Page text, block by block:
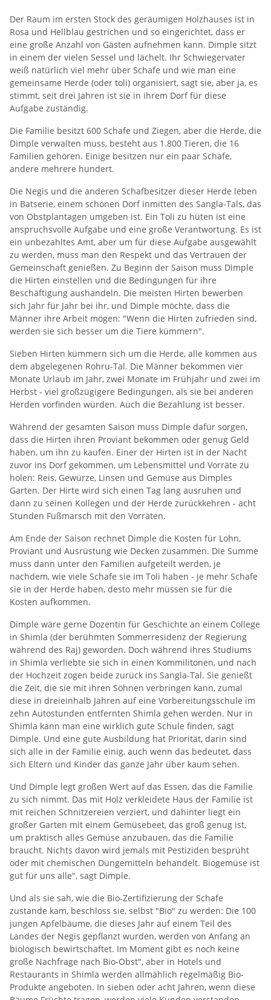
Der Raum im ersten Stock des geräumigen Holzhauses ist in
Rosa und Hellblau gestrichen und so eingerichtet, dass er
eine große Anzahl von Gästen aufnehmen kann. Dimple sitzt
in einem der vielen Sessel und lächelt. Ihr Schwiegervater
weiß natürlich viel mehr über Schafe und wie man eine
gemeinsame Herde (oder toli) organisiert, sagt sie, aber ja, es
stimmt, seit drei Jahren ist sie in ihrem Dorf für diese
Aufgabe zuständig.
Die Familie besitzt 600 Schafe und Ziegen, aber die Herde, die
Dimple verwalten muss, besteht aus 1.800 Tieren, die 16
Familien gehören. Einige besitzen nur ein paar Schafe,
andere mehrere hundert.
Die Negis und die anderen Schafbesitzer dieser Herde leben
in Batserie, einem schönen Dorf inmitten des Sangla-Tals, das
von Obstplantagen umgeben ist. Ein Toli zu hüten ist eine
anspruchsvolle Aufgabe und eine große Verantwortung. Es ist
ein unbezahltes Amt, aber um für diese Aufgabe ausgewählt
zu werden, muss man den Respekt und das Vertrauen der
Gemeinschaft genießen. Zu Beginn der Saison muss Dimple
die Hirten einstellen und die Bedingungen für ihre
Beschäftigung aushandeln. Die meisten Hirten bewerben
sich Jahr für Jahr bei ihr, und Dimple möchte, dass die
Männer ihre Arbeit mögen: "Wenn die Hirten zufrieden sind,
werden sie sich besser um die Tiere kümmern".
Sieben Hirten kümmern sich um die Herde, alle kommen aus
dem abgelegenen Rohru-Tal. Die Männer bekommen vier
Monate Urlaub im Jahr, zwei Monate im Frühjahr und zwei im
Herbst - viel großzügigere Bedingungen, als sie bei anderen
Herden vorfinden würden. Auch die Bezahlung ist besser.
Während der gesamten Saison muss Dimple dafür sorgen,
dass die Hirten ihren Proviant bekommen oder genug Geld
haben, um ihn zu kaufen. Einer der Hirten ist in der Nacht
zuvor ins Dorf gekommen, um Lebensmittel und Vorräte zu
holen: Reis, Gewürze, Linsen und Gemüse aus Dimples
Garten. Der Hirte wird sich einen Tag lang ausruhen und
dann zu seinen Kollegen und der Herde zurückkehren - acht
Stunden Fußmarsch mit den Vorräten.
Am Ende der Saison rechnet Dimple die Kosten für Lohn,
Proviant und Ausrüstung wie Decken zusammen. Die Summe
muss dann unter den Familien aufgeteilt werden, je
nachdem, wie viele Schafe sie im Toli haben - je mehr Schafe
sie in der Herde haben, desto mehr müssen sie für die
Kosten aufkommen.
Dimple wäre gerne Dozentin für Geschichte an einem College
in Shimla (der berühmten Sommerresidenz der Regierung
während des Raj) geworden. Doch während ihres Studiums
in Shimla verliebte sie sich in einen Kommilitonen, und nach
der Hochzeit zogen beide zurück ins Sangla-Tal. Sie genießt
die Zeit, die sie mit ihren Söhnen verbringen kann, zumal
diese in dreieinhalb Jahren auf eine Vorbereitungsschule im
zehn Autostunden entfernten Shimla gehen werden. Nur in
Shimla kann man eine wirklich gute Schule finden, sagt
Dimple. Und eine gute Ausbildung hat Priorität, darin sind
sich alle in der Familie einig, auch wenn das bedeutet, dass
sich Eltern und Kinder das ganze Jahr über kaum sehen.
Und Dimple legt großen Wert auf das Essen, das die Familie
zu sich nimmt. Das mit Holz verkleidete Haus der Familie ist
mit reichen Schnitzereien verziert, und dahinter liegt ein
großer Garten mit einem Gemüsebeet, das groß genug ist,
um praktisch alles Gemüse anzubauen, das die Familie
braucht. Nichts davon wird jemals mit Pestiziden besprüht
oder mit chemischen Düngemitteln behandelt. Biogemüse ist
gut für uns alle", sagt Dimple.
Und als sie sah, wie die Bio-Zertifizierung der Schafe
zustande kam, beschloss sie, selbst "Bio" zu werden: Die 100
jungen Apfelbäume, die dieses Jahr auf einem Teil des
Landes der Negis gepflanzt wurden, werden von Anfang an
biologisch bewirtschaftet. Im Moment gibt es noch keine
große Nachfrage nach Bio-Obst", aber in Hotels und
Restaurants in Shimla werden allmählich regelmäßig Bio-
Produkte angeboten. In sieben oder acht Jahren, wenn diese